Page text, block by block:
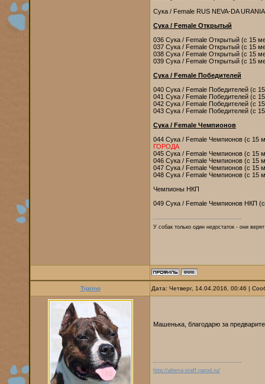
Сука / Female RUS NEVA-DA
Сука / Female Открытый
036 Сука / Female Открытый (с 15
037 Сука / Female Открытый (с 15
038 Сука / Female Открытый (с 15
039 Сука / Female Открытый (с 15
Сука / Female Победителей
040 Сука / Female Победителей (с
041 Сука / Female Победителей (с
042 Сука / Female Победителей (с
043 Сука / Female Победителей (с
Сука / Female Чемпионов
044 Сука / Female Чемпионов (с 15
ГОРОДА
045 Сука / Female Чемпионов (с 15
046 Сука / Female Чемпионов (с 15
047 Сука / Female Чемпионов (с 15
048 Сука / Female Чемпионов (с 15
Чемпионы НКП
049 Сука / Female Чемпионов НКП
У собак только один недостаток - они
Tigrino Дата: Четверг, 14.04.2016, 00:46 |
Машенька, благодарю за
http://alterra-staff.narod.ru/